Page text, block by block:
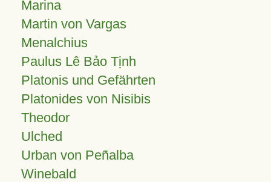
Marina
Martin von Vargas
Menalchius
Paulus Lê Bảo Tịnh
Platonis und Gefährten
Platonides von Nisibis
Theodor
Ulched
Urban von Peñalba
Winebald